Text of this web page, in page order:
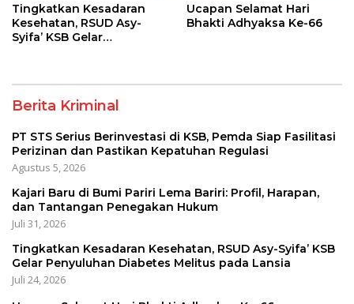
Tingkatkan Kesadaran
Kesehatan, RSUD Asy-
Syifa’ KSB Gelar
Ucapan Selamat Hari
Bhakti Adhyaksa Ke-66
Berita Kriminal
PT STS Serius Berinvestasi di KSB, Pemda Siap Fasilitasi
Perizinan dan Pastikan Kepatuhan Regulasi
Agustus 5, 2026
Kajari Baru di Bumi Pariri Lema Bariri: Profil, Harapan,
dan Tantangan Penegakan Hukum
Juli 31, 2026
Tingkatkan Kesadaran Kesehatan, RSUD Asy-Syifa’ KSB
Gelar Penyuluhan Diabetes Melitus pada Lansia
Juli 24, 2026